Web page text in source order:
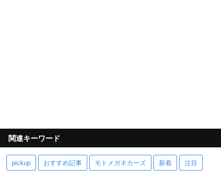
関連キーワード
pickup おすすめ記事 モトメガネカーズ 新着 注目